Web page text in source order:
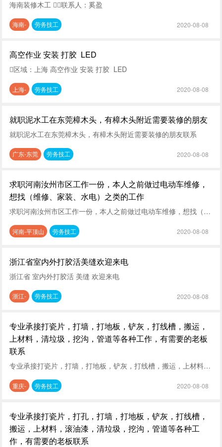
海南装修木工 联系人：奚盈
海南- 劳务技工 2020-08-08
高空作业 安装 打胶 LED
区域：上海 高空作业 安装 打胶 LED
上海- 劳务技工 2020-08-08
就职泥水工在东莞樟木头，有樟木头附近需要装修的朋友
就职泥水工在东莞樟木头，有樟木头附近需要装修的朋友联系
广东-东莞 劳务技工 2020-08-08
求职河南汝州市区工作一份，本人之前做过电动车维修，
想找（维修、家装、水电）之类的工作
求职河南汝州市区工作一份，本人之前做过电动车维修，想找（维修、家装、水电）之类的工作，有招人的师傅可以带带我
河南-平顶山 劳务技工 2020-08-08
浙江省室内外打胶活美缝欢迎来电
浙江省 室内外打胶活 美缝 欢迎来电
浙江- 劳务技工 2020-08-08
专业承接打瓷片，打墙，打地板，铲灰，打线槽，搬运，
上材料，清垃圾，挖沟，管道等各种工作，有需要的老板
联系
专业承接打瓷片，打墙，打地板，铲灰，打线槽，搬运，上材料，清垃圾，挖沟，管道等各种工作，有需要的老板联系
重庆- 劳务技工 2020-08-08
专业承接打瓷片，打孔，打墙，打地板，铲灰，打线槽，
搬运，上材料，滚油漆，清垃圾，挖沟，管道等各种工
作，有需要的老板联系